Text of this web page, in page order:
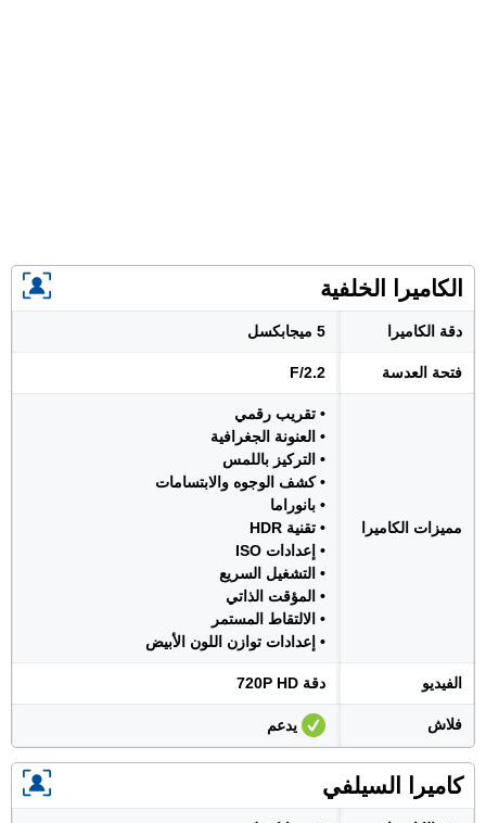
الكاميرا الخلفية
دقة الكاميرا 5 ميجابكسل
فتحة العدسة F/2.2
مميزات الكاميرا
• تقريب رقمي
• العنونة الجغرافية
• التركيز باللمس
• كشف الوجوه والابتسامات
• بانوراما
• تقنية HDR
• إعدادات ISO
• التشغيل السريع
• المؤقت الذاتي
• الالتقاط المستمر
• إعدادات توازن اللون الأبيض
الفيديو دقة 720P HD
فلاش يدعم
كاميرا السيلفي